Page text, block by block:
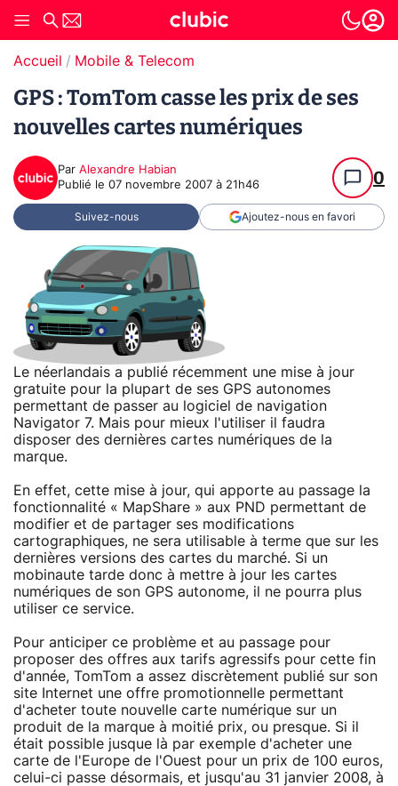
Accueil Mobile & Telecom
GPS : TomTom casse les prix de ses
nouvelles cartes numériques
Par Alexandre Habian
Publié le 07 novembre 2007 à 21h46 0
Suivez-nous Ajoutez-nous en favori
Le néerlandais a publié récemment une mise à jour
gratuite pour la plupart de ses GPS autonomes
permettant de passer au logiciel de navigation
Navigator 7. Mais pour mieux l'utiliser il faudra
disposer des dernières cartes numériques de la
marque.
En effet, cette mise à jour, qui apporte au passage la
fonctionnalité « MapShare » aux PND permettant de
modifier et de partager ses modifications
cartographiques, ne sera utilisable à terme que sur les
dernières versions des cartes du marché. Si un
mobinaute tarde donc à mettre à jour les cartes
numériques de son GPS autonome, il ne pourra plus
utiliser ce service.
Pour anticiper ce problème et au passage pour
proposer des offres aux tarifs agressifs pour cette fin
d'année, TomTom a assez discrètement publié sur son
site Internet une offre promotionnelle permettant
d'acheter toute nouvelle carte numérique sur un
produit de la marque à moitié prix, ou presque. Si il
était possible jusque là par exemple d'acheter une
carte de l'Europe de l'Ouest pour un prix de 100 euros,
celui-ci passe désormais, et jusqu'au 31 janvier 2008, à